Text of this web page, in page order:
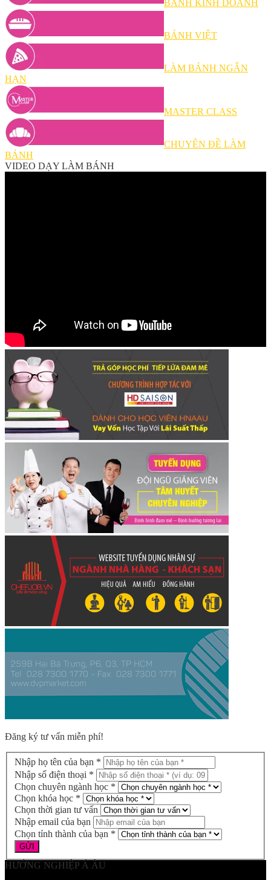
BÁNH KINH DOANH
BÁNH VIỆT
LÀM BÁNH NGẮN
HẠN
MASTER CLASS
CHUYÊN ĐỀ LÀM
BÁNH
VIDEO DẠY LÀM BÁNH
Đăng ký tư vấn miễn phí!
Nhập họ tên của bạn *
Nhập số điện thoại *
Chọn chuyên ngành học *
Chọn khóa học *
Chọn thời gian tư vấn
Nhập email của bạn
Chọn tỉnh thành của bạn *
HƯỚNG NGHIỆP Á ÂU